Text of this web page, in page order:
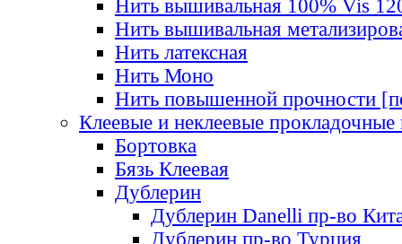
Нить вышивальная 100% Vis
Нить вышивальная
Нить латексная
Нить Моно
Нить повышенной прочности
Клеевые и неклеевые прокладочные
Бортовка
Бязь Клеевая
Дублерин
Дублерин Danelli пр-во
Дублерин пр-во Турция